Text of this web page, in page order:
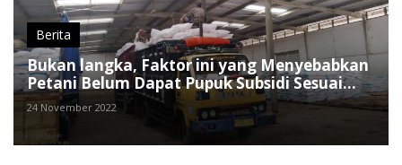
Berita
Bukan langka, Faktor ini yang Menyebabkan
Petani Belum Dapat Pupuk Subsidi Sesuai
Kebutuhan
24 November 2022